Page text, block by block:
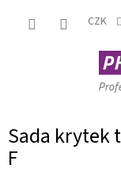
CZK
Sada krytek
F